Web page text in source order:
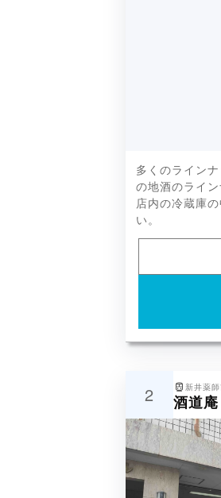
120種類以上
ど
多くのライン
の地酒のライン
店内の冷蔵庫
い。
2 新井薬師
酒道庵